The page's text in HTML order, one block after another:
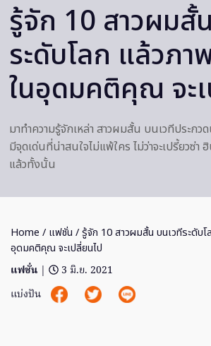
รู้จัก 10 สาวผมสั้
ระดับโลก แล้วภา
ในอุดมคติคุณ จะ
มาทำความรู้จักเหล่า สาวผมสั้น บนเวทีประก
มีจุดเด่นที่น่าสนใจไม่แพ้ใคร ไม่ว่าจะเปรี้ยวซ่า
แล้วทั้งนั้น
Home / แฟชั่น / รู้จัก 10 สาวผมสั้น บนเวทีระดับโ
อุดมคติคุณ จะเปลี่ยนไป
แฟชั่น |
3 มิ.ย. 2021
แบ่งปัน